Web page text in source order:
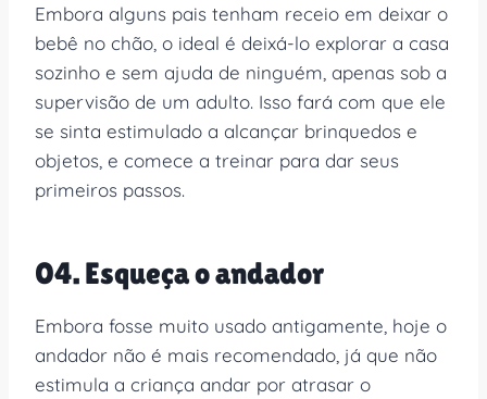
Embora alguns pais tenham receio em deixar o
bebê no chão, o ideal é deixá-lo explorar a casa
sozinho e sem ajuda de ninguém, apenas sob a
supervisão de um adulto. Isso fará com que ele
se sinta estimulado a alcançar brinquedos e
objetos, e comece a treinar para dar seus
primeiros passos.
04. Esqueça o andador
Embora fosse muito usado antigamente, hoje o
andador não é mais recomendado, já que não
estimula a criança andar por atrasar o